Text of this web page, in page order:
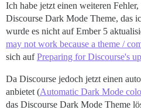
Ich habe jetzt einen weiteren
Discourse Dark Mode Theme, das
wurde es nicht auf Ember 5
may not work because a theme /
sich aufPreparing for Discourse's
Da Discourse jedoch jetzt einen
anbietet (Automatic Dark Mode
das Discourse Dark Mode Theme